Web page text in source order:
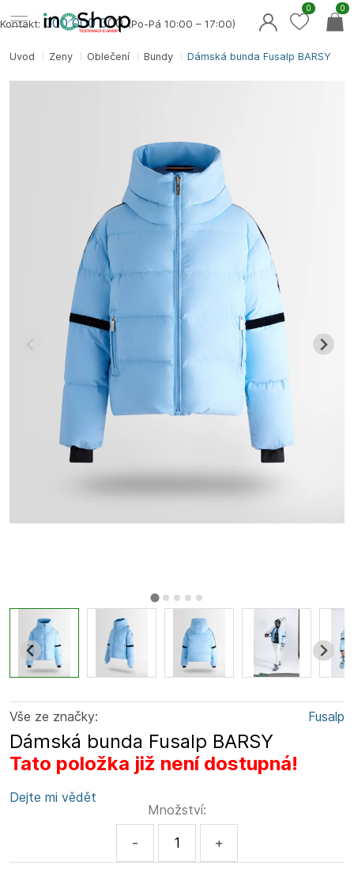
Úvod Ženy Oblečení Bundy Dámská bunda Fusalp BARSY
Vše ze značky: Fusalp
Dámská bunda Fusalp BARSY
Tato položka již není dostupná!
Dejte mi vědět
Množství:
- +
Kontakt: 000 000 000(Po-Pá 10:00 – 17:00)
0
0